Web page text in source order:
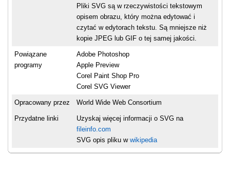
Pliki SVG są w rzeczywistości tekstowym
opisem obrazu, który można edytować i
czytać w edytorach tekstu. Są mniejsze niż
kopie JPEG lub GIF o tej samej jakości.
Powiązane
programy
Adobe Photoshop
Apple Preview
Corel Paint Shop Pro
Corel SVG Viewer
Opracowany przez World Wide Web Consortium
Przydatne linki
Uzyskaj więcej informacji o SVG na
fileinfo.com
SVG opis pliku w wikipedia